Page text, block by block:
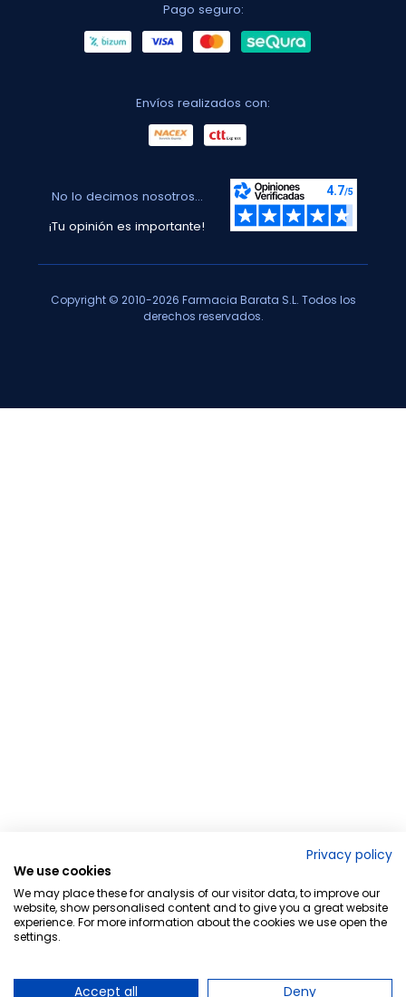
Pago seguro:
Envíos realizados con:
No lo decimos nosotros...
¡Tu opinión es importante!
Copyright © 2010-2026 Farmacia Barata S.L. Todos los
derechos reservados.
Privacy policy
We use cookies
We may place these for analysis of our visitor data, to improve our
website, show personalised content and to give you a great website
experience. For more information about the cookies we use open the
settings.
Accept all Deny